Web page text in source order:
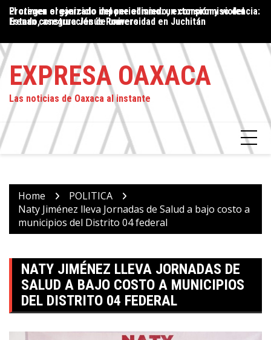
SkipProteger el ejercicio del periodismo: un compromiso del
Estado, asegura Jesús Romero
El crimen organizado impone el miedo, extorsión y violencia:
frenan construcción de universidad en Juchitán
EXPRESA OAXACA
Las noticias de Oaxaca al instante
Home
POLITICA
Naty Jiménez lleva Jornadas de Salud a bajo costo a
municipios del Distrito 04 federal
NATY JIMÉNEZ LLEVA JORNADAS DE
SALUD A BAJO COSTO A MUNICIPIOS
DEL DISTRITO 04 FEDERAL